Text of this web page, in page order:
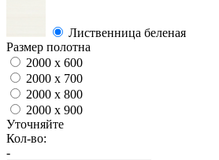
Лиственница беленая
Размер полотна
2000 x 600
2000 x 700
2000 x 800
2000 x 900
Уточняйте
Кол-во:
-